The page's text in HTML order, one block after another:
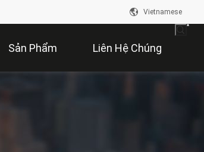
Vietnamese
Sản Phẩm Liên Hệ Chúng